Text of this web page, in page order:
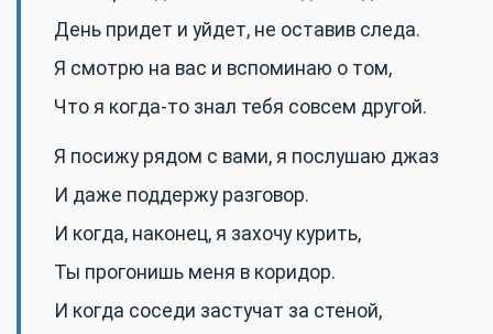
День придет и уйдет, не оставив следа.
Я смотрю на вас и вспоминаю о том,
Что я когда-то знал тебя совсем другой.
Я посижу рядом с вами, я послушаю джаз
И даже поддержу разговор.
И когда, наконец, я захочу курить,
Ты прогонишь меня в коридор.
И когда соседи застучат за стеной,